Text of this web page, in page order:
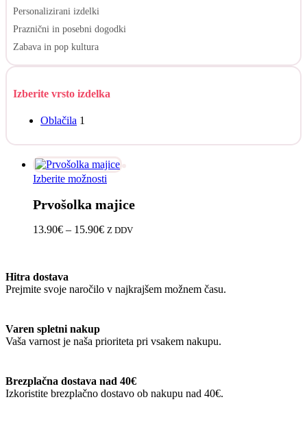
Personalizirani izdelki
Praznični in posebni dogodki
Zabava in pop kultura
Izberite vrsto izdelka
Oblačila 1
Izberite možnosti
ima
več
različic.
strani
Prvošolka majice
13.90€ – 15.90€Cenovni
15.90€
Z DDV
Hitra dostava
Prejmite svoje naročilo v najkrajšem možnem času.
Varen spletni nakup
Vaša varnost je naša prioriteta pri vsakem nakupu.
Brezplačna dostava nad 40€
Izkoristite brezplačno dostavo ob nakupu nad 40€.